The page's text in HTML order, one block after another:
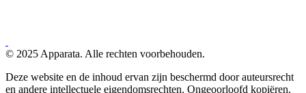
© 2025 Apparata. Alle rechten voorbehouden.
Deze website en de inhoud ervan zijn beschermd door auteursrecht
en andere intellectuele eigendomsrechten. Ongeoorloofd kopiëren,